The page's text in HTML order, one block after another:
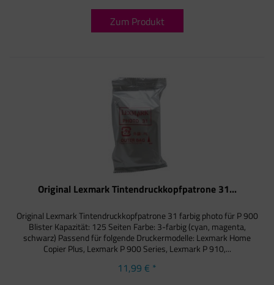
Zum Produkt
Original Lexmark Tintendruckkopfpatrone 31...
Original Lexmark Tintendruckkopfpatrone 31 farbig photo für P 900
Blister Kapazität: 125 Seiten Farbe: 3-farbig (cyan, magenta,
schwarz) Passend für folgende Druckermodelle: Lexmark Home
Copier Plus, Lexmark P 900 Series, Lexmark P 910,...
11,99 € *